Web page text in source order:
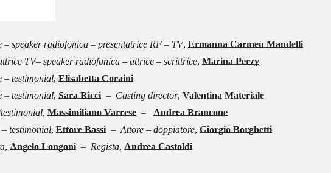
– speaker radiofonica – presentatrice RF – TV, Ermanna Carmen Mandelli
TV– speaker radiofonica – attrice – scrittrice, Marina Perzy
– testimonial, Elisabetta Coraini
– testimonial, Sara Ricci – Casting director, Valentina Materiale
, Massimiliano Varrese –
Andrea Brancone
testimonial, Ettore Bassi – Attore – doppiatore, Giorgio Borghetti
, Angelo Longoni – Regista, Andrea Castoldi